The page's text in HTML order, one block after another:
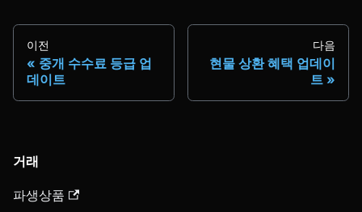
이전
중개 수수료 등급 업
데이트
다음
현물 상환 혜택 업데이
트
거래
파생상품